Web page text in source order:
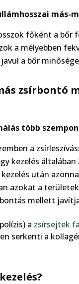
főként a bőr
a mélyebben
a bőr
zsírbontó
több
a
kezelés
kezelés után
azokat a
mellett
a zsírsejtek
serkenti a